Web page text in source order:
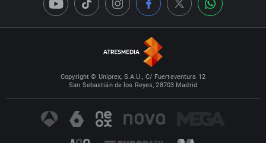
Copyright © Uniprex, S.A.U., C/ Fuerteventura 12
San Sebastián de los Reyes, 28703 Madrid